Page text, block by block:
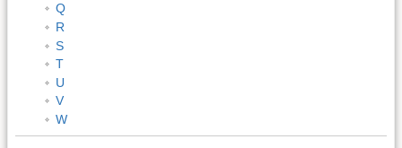
Q
R
S
T
U
V
W